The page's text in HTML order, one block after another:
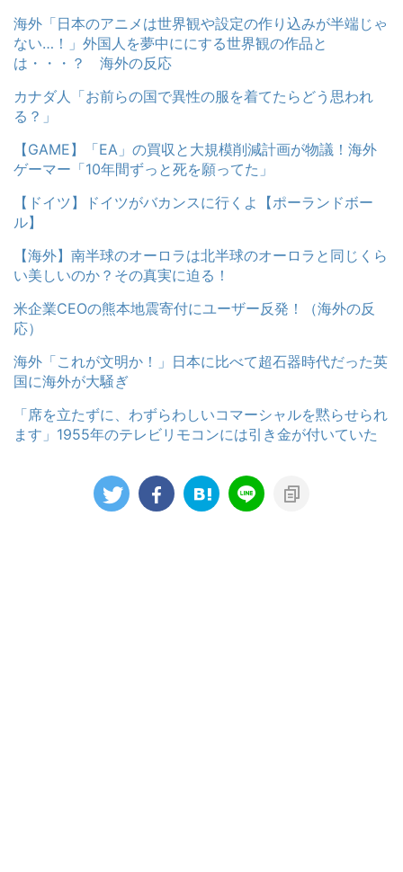
海外「日本のアニメは世界観や設定の作り込みが半端じゃ
ない…！」外国人を夢中ににする世界観の作品と
は・・・？ 海外の反応
カナダ人「お前らの国で異性の服を着てたらどう思われ
る？」
【GAME】「EA」の買収と大規模削減計画が物議！海外
ゲーマー「10年間ずっと死を願ってた」
【ドイツ】ドイツがバカンスに行くよ【ポーランドボー
ル】
【海外】南半球のオーロラは北半球のオーロラと同じくら
い美しいのか？その真実に迫る！
米企業CEOの熊本地震寄付にユーザー反発！（海外の反
応）
海外「これが文明か！」日本に比べて超石器時代だった英
国に海外が大騒ぎ
「席を立たずに、わずらわしいコマーシャルを黙らせられ
ます」1955年のテレビリモコンには引き金が付いていた